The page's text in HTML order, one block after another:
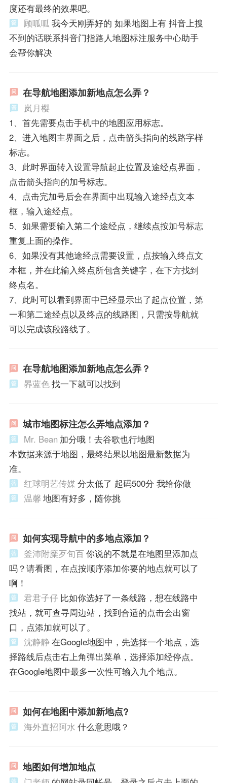
度还有最终的效果吧。
顾呱呱 我今天刚弄好的 如果地图上有 抖音上搜
不到的话联系抖音门指路人地图标注服务中心助手
会帮你解决
在导航地图添加新地点怎么弄？
岚月樱
1、首先需要点击手机中的地图应用标志。
2、进入地图主界面之后，点击箭头指向的线路字样
标志。
3、此时界面转入设置导航起止位置及途经点界面，
点击箭头指向的加号标志。
4、点击完加号后会在界面中出现输入途经点文本
框，输入途经点。
5、如果需要输入第二个途经点，继续点按加号标志
重复上面的操作。
6、如果没有其他途经点需要设置，点按输入终点文
本框，并在此输入终点所包含关键字，在下方找到
终点名。
7、此时可以看到界面中已经显示出了起点位置，第
一和第二途经点以及终点的线路图，只需按导航就
可以完成该段路线了。
在导航地图添加新地点怎么弄？
昦蓝色找一下就可以找到
城市地图标注怎么弄地点添加？
Mr. Bean 加分哦！去谷歌也行地图
本数据来源于地图，最终结果以地图最新数据为
准。
红球明艺传媒 分太低了 起码500分 我给你做
温馨 地图有好多，随你挑
如何实现导航中的多地点添加？
釜沛附糜歹旬百你说的不就是在地图里添加点
吗？请看图，在点按顺序添加你要的地点就可以了
啊！
君君子仔 比如你选好了一条线路，想在线路中
找站，就可查寻周边站，找到合适的点击会出窗
口，点添加就可以了。
沈静静在Google地图中，先选择一个地点，选
择路线后点击右上角弹出菜单，选择添加经停点。
在Google地图中最多一次性可输入九个地点。
如何在地图中添加新地点?
海外直招阿水 什么意思哦？
地图如何增加地点